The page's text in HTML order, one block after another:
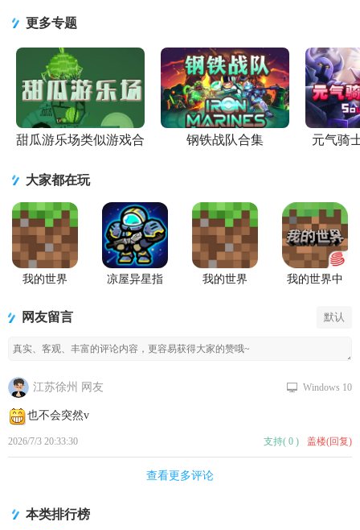
V0.1手机最
新版
更多专题
甜瓜游乐场类似游戏合
钢铁战队合集 元气骑
大家都在玩
我的世界
凉屋异星指
我的世界
我的世界中
网友留言 默认
江苏徐州 网友
2026/7/3 20:33:30
也不会突然v
Windows 10
支持( 0 ) 盖楼(回复)
查看更多评论
本类排行榜